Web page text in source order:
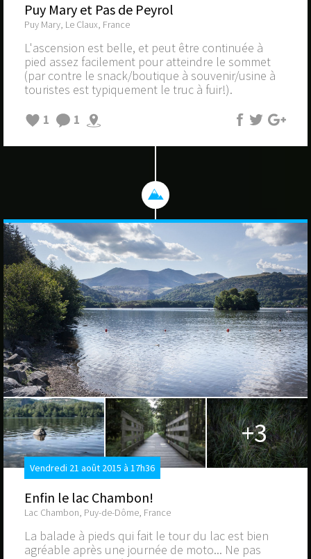
Puy Mary et Pas de Peyrol
Puy Mary, Le Claux, France
L'ascension est belle, et peut être continuée à
pied assez facilement pour atteindre le sommet
(par contre le snack/boutique à souvenir/usine à
touristes est typiquement le truc à fuir!).
1
1
+3
Vendredi 21 août 2015 à 17h36
Enfin le lac Chambon!
Lac Chambon, Puy-de-Dôme, France
La balade à pieds qui fait le tour du lac est bien
agréable après une journée de moto... Ne pas